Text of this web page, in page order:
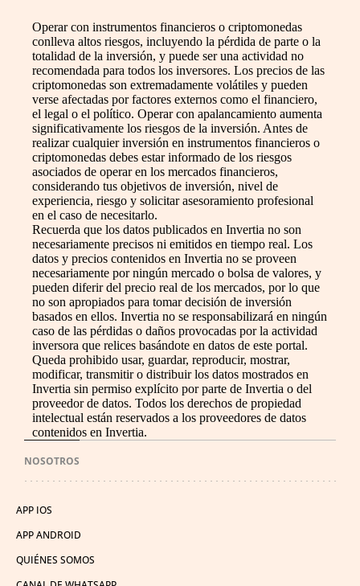
Operar con instrumentos financieros o criptomonedas
conlleva altos riesgos, incluyendo la pérdida de parte o la
totalidad de la inversión, y puede ser una actividad no
recomendada para todos los inversores. Los precios de las
criptomonedas son extremadamente volátiles y pueden
verse afectadas por factores externos como el financiero,
el legal o el político. Operar con apalancamiento aumenta
significativamente los riesgos de la inversión. Antes de
realizar cualquier inversión en instrumentos financieros o
criptomonedas debes estar informado de los riesgos
asociados de operar en los mercados financieros,
considerando tus objetivos de inversión, nivel de
experiencia, riesgo y solicitar asesoramiento profesional
en el caso de necesitarlo.
Recuerda que los datos publicados en Invertia no son
necesariamente precisos ni emitidos en tiempo real. Los
datos y precios contenidos en Invertia no se proveen
necesariamente por ningún mercado o bolsa de valores, y
pueden diferir del precio real de los mercados, por lo que
no son apropiados para tomar decisión de inversión
basados en ellos. Invertia no se responsabilizará en ningún
caso de las pérdidas o daños provocadas por la actividad
inversora que relices basándote en datos de este portal.
Queda prohibido usar, guardar, reproducir, mostrar,
modificar, transmitir o distribuir los datos mostrados en
Invertia sin permiso explícito por parte de Invertia o del
proveedor de datos. Todos los derechos de propiedad
intelectual están reservados a los proveedores de datos
contenidos en Invertia.
NOSOTROS
APP IOS
APP ANDROID
QUIÉNES SOMOS